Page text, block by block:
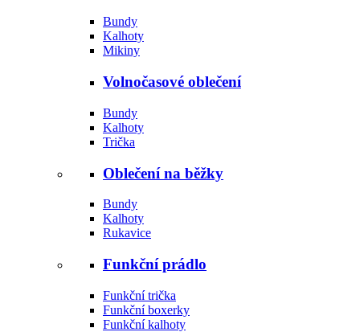
Bundy
Kalhoty
Mikiny
Volnočasové oblečení
Bundy
Kalhoty
Trička
Oblečení na běžky
Bundy
Kalhoty
Rukavice
Funkční prádlo
Funkční trička
Funkční boxerky
Funkční kalhoty